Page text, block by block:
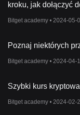
kroku, jak dołączyć
Bitget academy • 2024-05-
Poznaj niektórych
Bitget academy • 2024-04-
Szybki kurs
Bitget academy • 2024-02-